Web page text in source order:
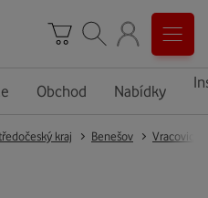
Obchod Nabídky
kraj Benešov Vracovice